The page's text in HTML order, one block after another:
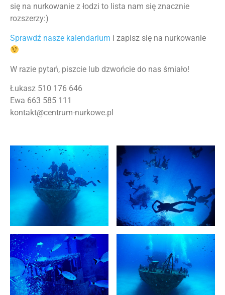
się na nurkowanie z łodzi to lista nam się znacznie
rozszerzy:)
Sprawdź nasze kalendarium i zapisz się na nurkowanie
W razie pytań, piszcie lub dzwońcie do nas śmiało!
Łukasz 510 176 646
Ewa 663 585 111
kontakt@centrum-nurkowe.pl